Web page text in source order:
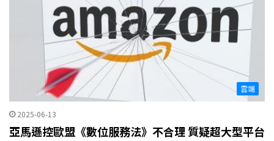
雲端
2025-06-13
亞馬遜控歐盟《數位服務法》不合理 質疑超大型平台